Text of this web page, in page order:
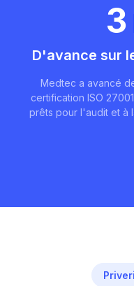
D'avance sur
Medtec a avancé
certification ISO
prêts pour l'audit et à